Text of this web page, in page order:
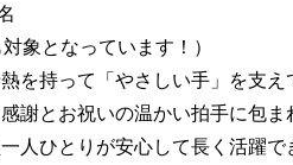
象となっています！）
を持って「やさしい手」を支
謝とお祝いの温かい拍手に包
人ひとりが安心して長く活躍